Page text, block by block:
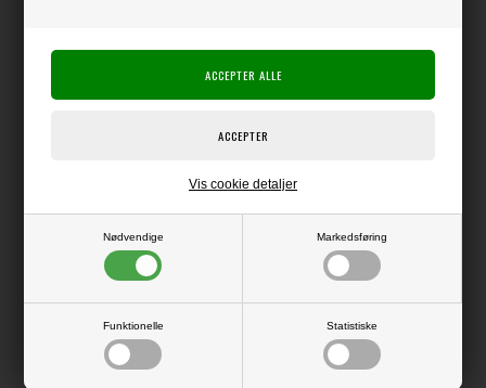
Nødvendige Markedsføring
Funktionelle Statistiske
Vis cookie detaljer
Varen er på lager
Blok med lækre dobbeltsidede ark med ensfarvet print på begge sider
(forskellige nuancer på hhv. for- og bagside).
A5-format - ca. 21 x 15 cm